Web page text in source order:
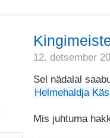
12. detsember
Sel nädalal
Helmehaldja
Mis juhtuma